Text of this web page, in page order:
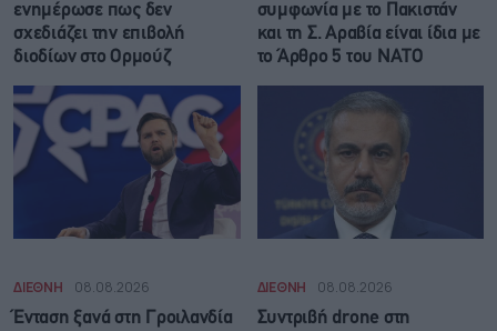
ενημέρωσε πως δεν
σχεδιάζει την επιβολή
διοδίων στο Ορμούζ
συμφωνία με το Πακιστάν
και τη Σ. Αραβία είναι ίδια με
τo Άρθρο 5 του ΝΑΤΟ
ΔΙΕΘΝΗ 08.08.2026
Ένταση ξανά στη Γροιλανδία
ΔΙΕΘΝΗ 08.08.2026
Συντριβή drone στη